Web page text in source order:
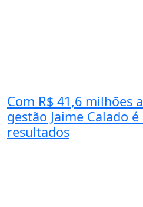
Com R$ 41,6 milhões
gestão Jaime Calado
resultados